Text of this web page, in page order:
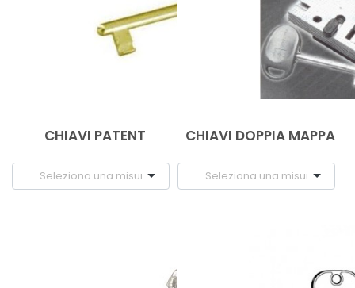
CHIAVI PATENT CHIAVI DOPPIA MAPPA